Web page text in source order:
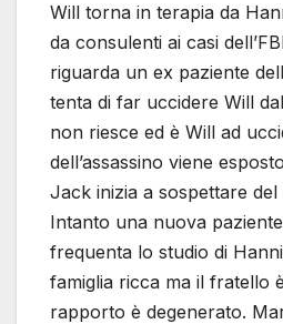
Will torna in terapia da
da consulenti ai casi
riguarda un ex paziente
tenta di far uccidere Will
non riesce ed è Will ad
dell’assassino viene
Jack inizia a sospettare
Intanto una nuova
frequenta lo studio di
famiglia ricca ma il fratello
rapporto è degenerato.